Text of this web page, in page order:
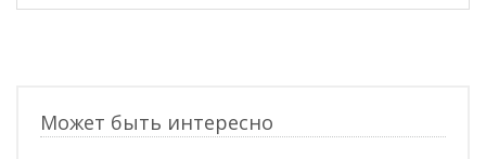
Может быть интересно